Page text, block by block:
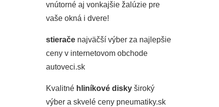
vnútorné aj vonkajšie žalúzie pre
vaše okná i dvere!
stierače najväčší výber za najlepšie
ceny v internetovom obchode
autoveci.sk
Kvalitné hliníkové disky široký
výber a skvelé ceny pneumatiky.sk